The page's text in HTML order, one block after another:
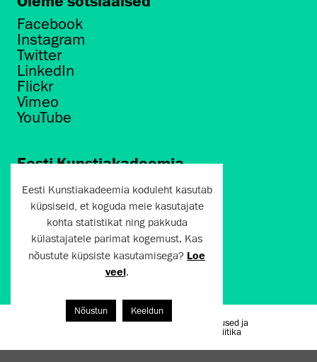
Facebook
Instagram
Twitter
LinkedIn
Flickr
Vimeo
YouTube
Eesti Kunstiakadeemia
Põhja puiestee 7
Tallinn 10412
artun@artun.ee
+372 6267301
Liitu uudiskirjaga!
Kasutustingimused ja
privaatsuspoliitika
Eesti Kunstiakadeemia koduleht kasutab
küpsiseid, et koguda meie kasutajate
kohta statistikat ning pakkuda
külastajatele parimat kogemust. Kas
nõustute küpsiste kasutamisega? Loe
veel.
Nõustun Keeldun